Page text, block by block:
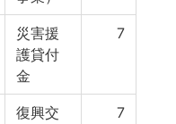
災害援
護貸付
金
7
復興交
7